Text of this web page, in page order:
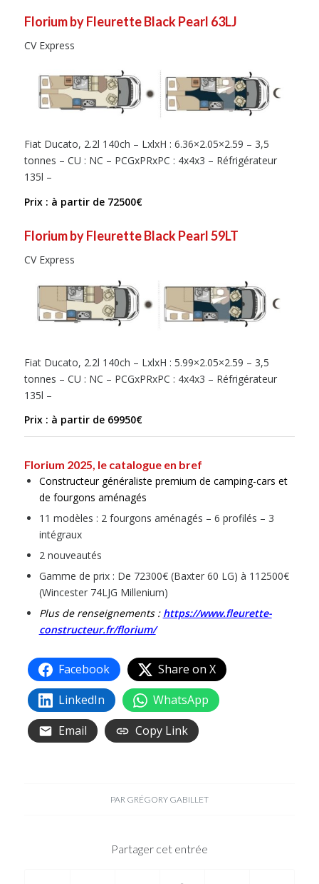
Florium by Fleurette Black Pearl 63LJ
CV Express
Fiat Ducato, 2.2l 140ch – LxlxH : 6.36×2.05×2.59 – 3,5
tonnes – CU : NC – PCGxPRxPC : 4x4x3 – Réfrigérateur
135l –
Prix : à partir de 72500€
Florium by Fleurette Black Pearl 59LT
CV Express
Fiat Ducato, 2.2l 140ch – LxlxH : 5.99×2.05×2.59 – 3,5
tonnes – CU : NC – PCGxPRxPC : 4x4x3 – Réfrigérateur
135l –
Prix : à partir de 69950€
Florium 2025, le catalogue en bref
Constructeur généraliste premium de camping-cars et
de fourgons aménagés
11 modèles : 2 fourgons aménagés – 6 profilés – 3
intégraux
2 nouveautés
Gamme de prix : De 72300€ (Baxter 60 LG) à 112500€
(Wincester 74LJG Millenium)
Plus de renseignements : https://www.fleurette-
constructeur.fr/florium/
Facebook
Share on X
LinkedIn
WhatsApp
Email
Copy Link
PAR GRÉGORY GABILLET
Partager cet entrée